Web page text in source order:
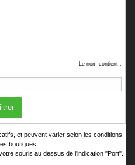
Le nom contient :
et peuvent varier selon les conditions
boutiques.
souris au dessus de l'indication "Port".